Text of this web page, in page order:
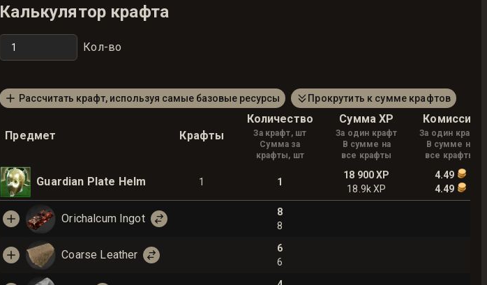
Калькулятор крафта
Кол-во
Рассчитать крафт, используя самые базовые ресурсы Прокрутить к сумме крафтов
Предмет Крафты
Количество
За крафт, шт
Сумма за
крафты, шт
Сумма XP
За один крафт
В сумме на
все крафты
Комиссия
За один крафт
В сумме на
все крафты
Guardian Plate Helm 1 1
18 900XP
18.9kXP
4.49
4.49
Orichalcum Ingot
8
8
Coarse Leather
6
6